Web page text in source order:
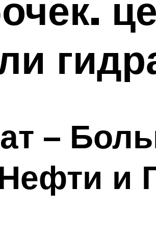
–
и